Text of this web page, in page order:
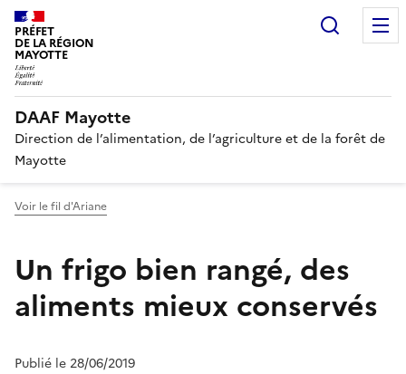
PRÉFET
DE LA RÉGION
MAYOTTE
DAAF Mayotte
Direction de l’alimentation, de l’agriculture et de la forêt de
Mayotte
Voir le fil d'Ariane
Un frigo bien rangé, des
aliments mieux conservés
Publié le 28/06/2019